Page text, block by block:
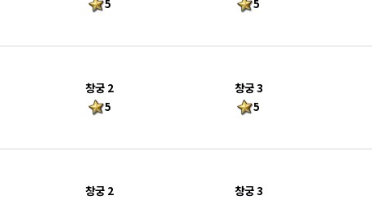
5
5
창궁 2
5
창궁 3
5
창궁 2
창궁 3